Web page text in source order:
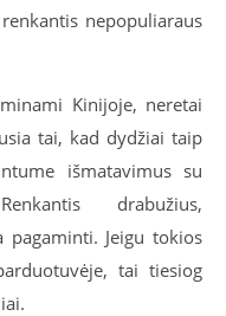
nepopuliaraus
Kinijoje, neretai
tai, kad dydžiai taip
išmatavimus su
drabužius,
Jeigu tokios
tai tiesiog